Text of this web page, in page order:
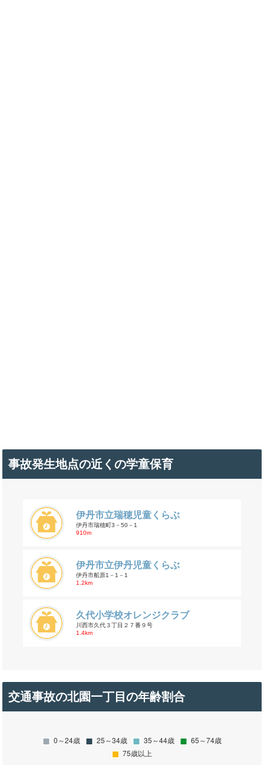
事故発生地点の近くの学童保育
伊丹市立瑞穂児童くらぶ
伊丹市瑞穂町3－50－1
910m
伊丹市立伊丹児童くらぶ
伊丹市船原1－1－1
1.2km
久代小学校オレンジクラブ
川西市久代３丁目２７番９号
1.4km
交通事故の北園一丁目の年齢割合